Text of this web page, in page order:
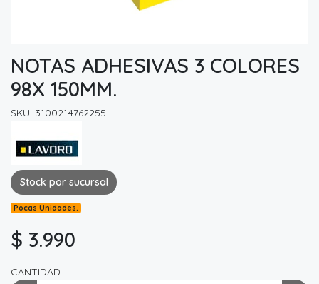
NOTAS ADHESIVAS 3 COLORES
98X 150MM.
SKU: 3100214762255
Stock por sucursal
Pocas Unidades.
$ 3.990
CANTIDAD